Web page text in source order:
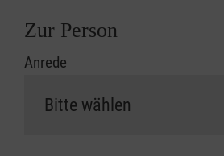
Zur Person
Anrede